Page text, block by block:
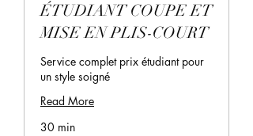
ÉTUDIANT COUPE ET
MISE EN PLIS-COURT
Service complet prix étudiant pour
un style soigné
Read More
30 min